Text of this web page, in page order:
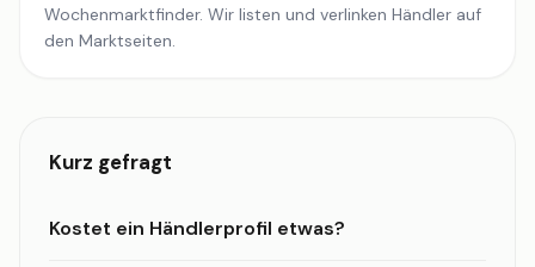
Wochenmarktfinder. Wir listen und verlinken Händler auf
den Marktseiten.
Kurz gefragt
Kostet ein Händlerprofil etwas?